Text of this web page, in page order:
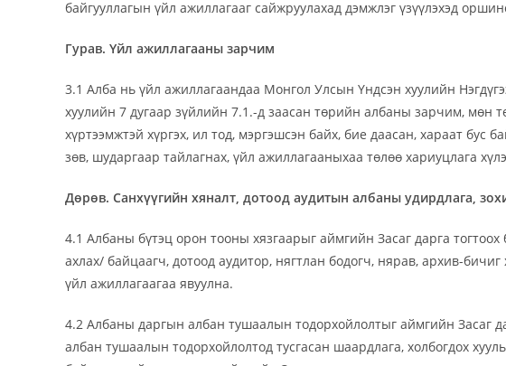
байгууллагын үйл ажиллагааг сайжруулахад дэмжлэг үзүүлэхэд
Гурав. Үйл ажиллагааны зарчим
3.1 Алба нь үйл ажиллагаандаа Монгол Улсын Үндсэн хуулийн
хуулийн 7 дугаар зүйлийн 7.1.-д заасан төрийн албаны зарчим, мөн
хүртээмжтэй хүргэх, ил тод, мэргэшсэн байх, бие даасан, хараат бус
зөв, шударгаар тайлагнах, үйл ажиллагааныхаа төлөө хариуцлага
Дөрөв. Санхүүгийн хяналт, дотоод аудитын албаны удирдлага,
4.1 Албаны бүтэц орон тооны хязгаарыг аймгийн Засаг дарга
ахлах/ байцаагч, дотоод аудитор, нягтлан бодогч, нярав, архив-
үйл ажиллагаагаа явуулна.
4.2 Албаны даргын албан тушаалын тодорхойлолтыг аймгийн Засаг
албан тушаалын тодорхойлолтод тусгасан шаардлага, холбогдох